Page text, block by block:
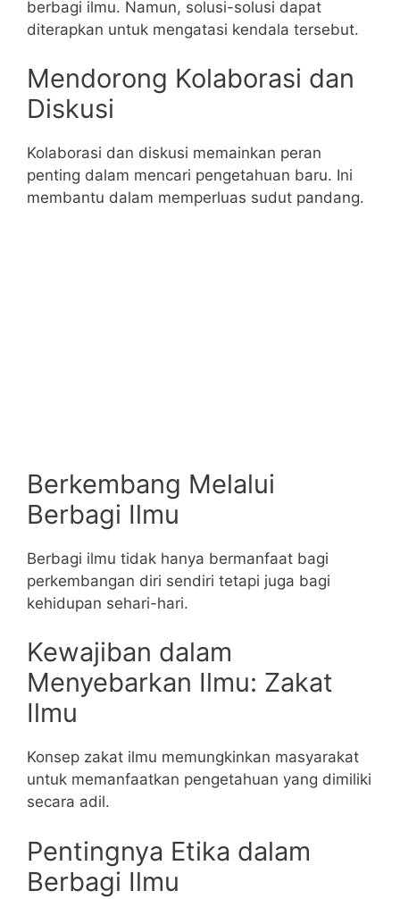
berbagi ilmu. Namun, solusi-solusi dapat
diterapkan untuk mengatasi kendala tersebut.
Mendorong Kolaborasi dan
Diskusi
Kolaborasi dan diskusi memainkan peran
penting dalam mencari pengetahuan baru. Ini
membantu dalam memperluas sudut pandang.
Berkembang Melalui
Berbagi Ilmu
Berbagi ilmu tidak hanya bermanfaat bagi
perkembangan diri sendiri tetapi juga bagi
kehidupan sehari-hari.
Kewajiban dalam
Menyebarkan Ilmu: Zakat
Ilmu
Konsep zakat ilmu memungkinkan masyarakat
untuk memanfaatkan pengetahuan yang dimiliki
secara adil.
Pentingnya Etika dalam
Berbagi Ilmu